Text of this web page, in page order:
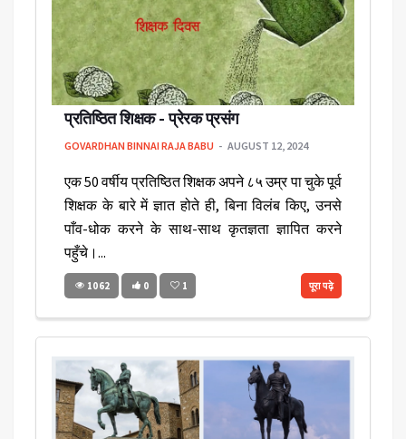
प्रतिष्ठित शिक्षक - प्रेरक प्रसंग
GOVARDHAN BINNAI RAJA BABU AUGUST 12, 2024
एक 50 वर्षीय प्रतिष्ठित शिक्षक अपने ८५ उम्र पा चुके पूर्व
शिक्षक के बारे में ज्ञात होते ही, बिना विलंब किए, उनसे
पाँव-धोक करने के साथ-साथ कृतज्ञता ज्ञापित करने
पहुँचे।...
1062 0 1 पूरा पढ़े